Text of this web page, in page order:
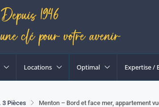
Locations Optimal Expertise /
3 Pièces Menton – Bord et face mer, appartement